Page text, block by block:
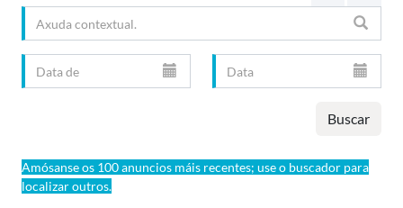
Buscar
Amósanse os 100 anuncios máis recentes; use o buscador para
localizar outros.